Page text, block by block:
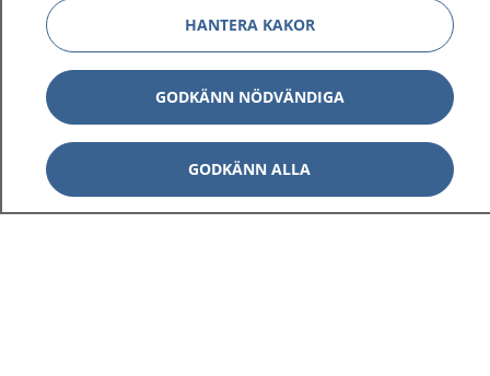
Om 1177 Visa
Kontakt Visa
Behandling av personuppgifter
HANTERA KAKOR
GODKÄNN NÖDVÄNDIGA
GODKÄNN ALLA